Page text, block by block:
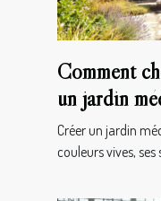
Comment
un jardin
Créer un jardin
couleurs vives,